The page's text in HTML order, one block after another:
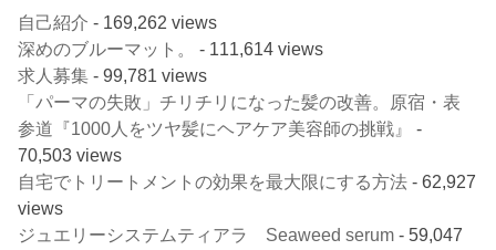
自己紹介 - 169,262 views
深めのブルーマット。
- 111,614 views
求人募集 - 99,781 views
「パーマの失敗」チリチリになった髪の改善。原宿・表
参道『1000人をツヤ髪にヘアケア美容師の挑戦』
-
70,503 views
自宅でトリートメントの効果を最大限にする方法 - 62,927
views
ジュエリーシステムティアラ Seaweed serum - 59,047